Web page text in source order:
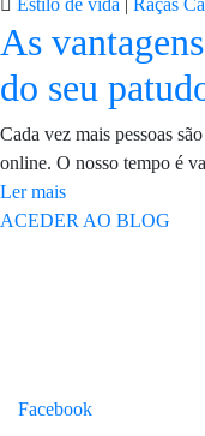
Estilo de vida Raças
As
do seu
Cada vez mais pessoas
online. O nosso tempo é
Ler mais
ACEDER AO BLOG
Facebook